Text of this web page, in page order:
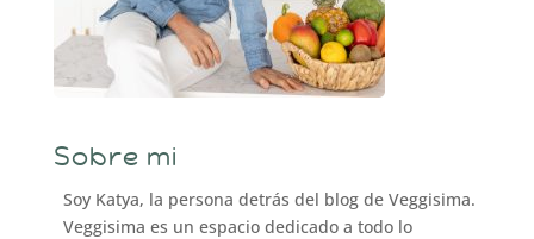
Sobre mi
Soy Katya, la persona detrás del blog de Veggisima.
Veggisima es un espacio dedicado a todo lo